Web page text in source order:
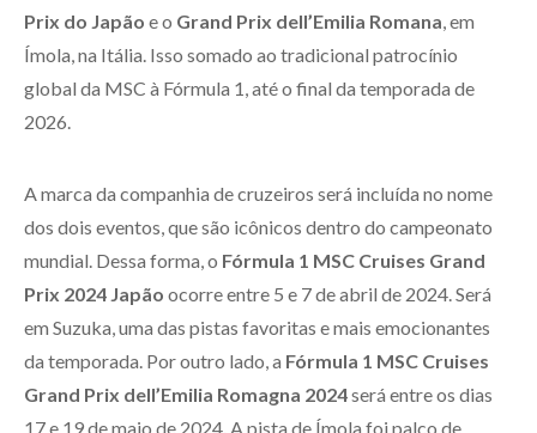
Prix do Japão e o Grand Prix dell’Emilia Romana , em
Ímola, na Itália. Isso somado ao tradicional patrocínio
global da MSC à Fórmula 1, até o final da temporada de
2026.
A marca da companhia de cruzeiros será incluída no nome
dos dois eventos, que são icônicos dentro do campeonato
mundial. Dessa forma, o Fórmula 1 MSC Cruises Grand
Prix 2024 Japão ocorre entre 5 e 7 de abril de 2024. Será
em Suzuka, uma das pistas favoritas e mais emocionantes
da temporada. Por outro lado, a Fórmula 1 MSC Cruises
Grand Prix dell’Emilia Romagna 2024será entre os dias
17 e 19 de maio de 2024. A pista de Ímola foi palco de